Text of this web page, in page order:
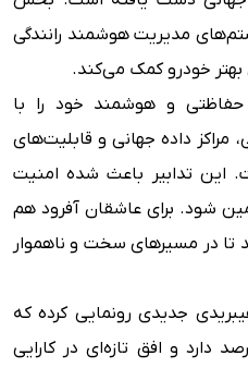
مدیریت هوشمند رانندگی
بهتر خودرو کمک می‌کند.
و هوشمند خود را با
مراکز داده جهانی و قابلیت‌های
این تدابیر باعث شده امنیت
۲۴ ساعته تضمین شود. برای عاشقان آفرود هم
تا در مسیرهای سخت و ناهموار
جدیدی رونمایی کرده که
حرارتی بالاتری از ۴۸ درصد دارد و افق تازه‌ای در کارایی